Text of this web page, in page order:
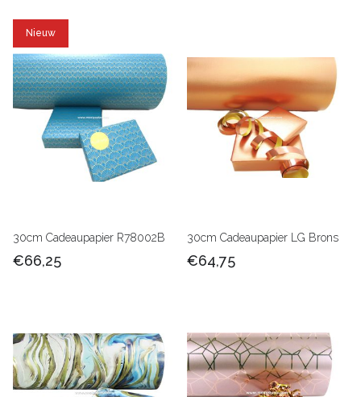
Nieuw
30cm Cadeaupapier R78002B
€66,25
30cm Cadeaupapier LG Brons
€64,75